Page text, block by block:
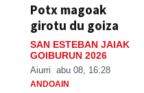
Potx magoak
girotu du goiza
SAN ESTEBAN JAIAK
GOIBURUN 2026
Aiurri abu 08, 16:28
ANDOAIN